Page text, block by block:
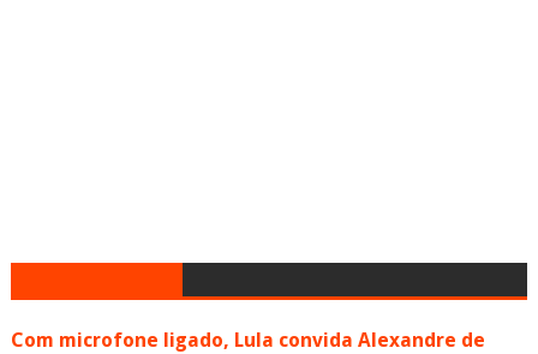
Com microfone ligado, Lula convida Alexandre de